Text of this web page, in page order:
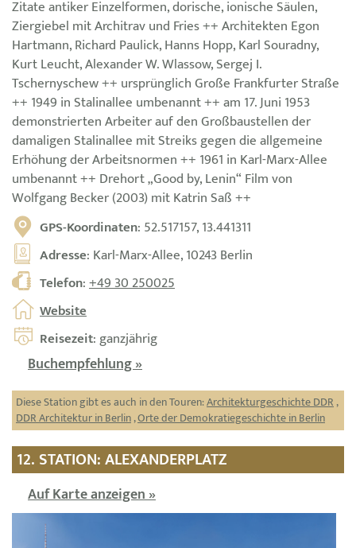
Zitate antiker Einzelformen, dorische, ionische Säulen,
Ziergiebel mit Architrav und Fries ++ Architekten Egon
Hartmann, Richard Paulick, Hanns Hopp, Karl Souradny,
Kurt Leucht, Alexander W. Wlassow, Sergej I.
Tschernyschew ++ ursprünglich Große Frankfurter Straße
++ 1949 in Stalinallee umbenannt ++ am 17. Juni 1953
demonstrierten Arbeiter auf den Großbaustellen der
damaligen Stalinallee mit Streiks gegen die allgemeine
Erhöhung der Arbeitsnormen ++ 1961 in Karl-Marx-Allee
umbenannt ++ Drehort „Good by, Lenin“ Film von
Wolfgang Becker (2003) mit Katrin Saß ++
GPS-Koordinaten: 52.517157, 13.441311
Adresse: Karl-Marx-Allee, 10243 Berlin
Telefon:+49 30 250025
Website
Reisezeit: ganzjährig
Buchempfehlung »
Diese Station gibt es auch in den Touren:Architekturgeschichte DDR,
DDR Architektur in Berlin,Orte der Demokratiegeschichte in Berlin
12. STATION: ALEXANDERPLATZ
Auf Karte anzeigen »